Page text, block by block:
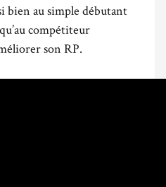
bien au simple débutant
compétiteur
son RP.